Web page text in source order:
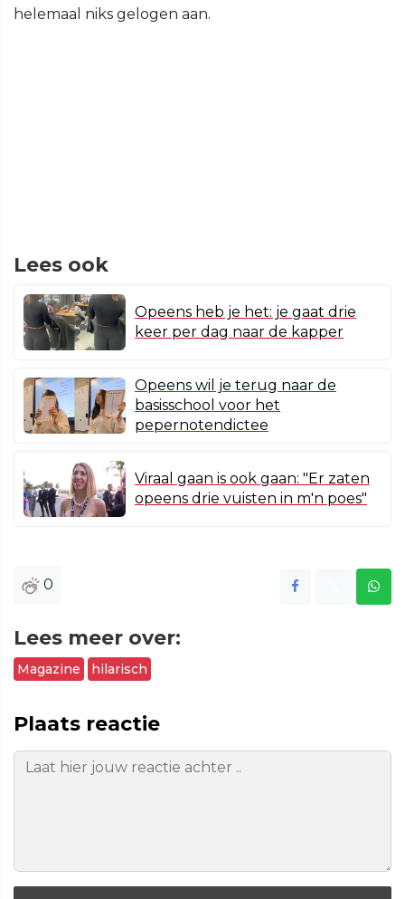
helemaal niks gelogen aan.
Lees ook
Opeens heb je het: je gaat drie
keer per dag naar de kapper
Opeens wil je terug naar de
basisschool voor het
pepernotendictee
Viraal gaan is ook gaan: "Er zaten
opeens drie vuisten in m'n poes"
0
Lees meer over:
Magazine hilarisch
Plaats reactie